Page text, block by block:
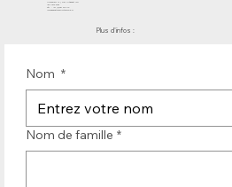
Plus d'infos :
Nom *
Nom de famille *